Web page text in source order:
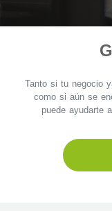
Tanto si tu negocio
como si aún se
puede ayudarte